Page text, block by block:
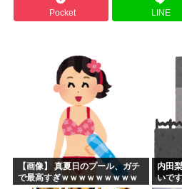
【高市朗報】高市早苗の名言、偉人
ひぐらし原作北条沙都子「大きいの
海外「日本にはこんな特殊な標識が
森山前自民党幹事長「日中首脳会談
突進してきた牛を跳び越えたら、牛
バトル漫画の主人公でライバルがい
週刊少年ジャンプ、発行部数100万部
Pocket LINE
【画像】 真夏日のプール、ガチ
で最高すぎｗｗｗｗｗｗｗｗｗ
内田
いで